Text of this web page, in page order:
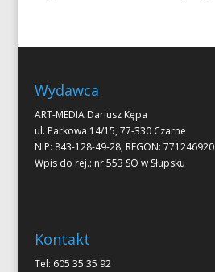
Wydawca
ART-MEDIA Dariusz Kępa
ul. Parkowa 14/15, 77-330 Czarne
NIP: 843-128-49-28, REGON: 771246920
Wpis do rej.: nr 553 SO w Słupsku
Kontakt
Tel: 605 35 35 92